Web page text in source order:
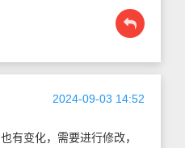
2024-09-03 14:52
也有变化，需要进行修改，